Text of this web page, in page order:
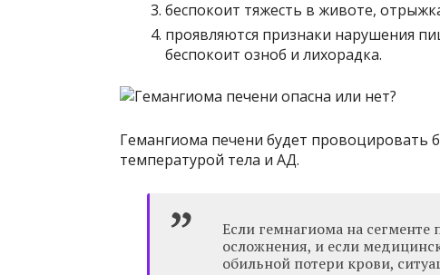
беспокоит тяжесть в животе,
проявляются признаки нарушения
беспокоит озноб и лихорадка.
Гемангиома печени будет провоцировать
температурой тела и АД.
Если гемнагиома на сегменте
осложнения, и если
обильной потери крови,